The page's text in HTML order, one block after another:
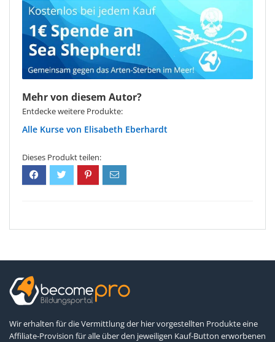
Mehr von diesem Autor?
Entdecke weitere Produkte:
Elisabeth Eberhardt
Wir erhalten für die Vermittlung der hier vorgestellten Produkte eine
Affiliate-Provision für alle über den jeweiligen Kauf-Button erworbenen